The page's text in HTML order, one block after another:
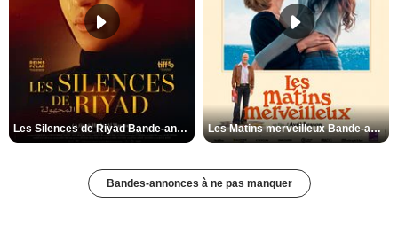
Les Silences de Riyad Bande-annonce VO STFR Les Matins merveilleux Bande-annonce VF
Bandes-annonces à ne pas manquer